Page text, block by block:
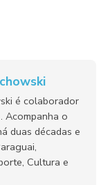
é colaborador
Acompanha o
duas décadas e
Cultura e